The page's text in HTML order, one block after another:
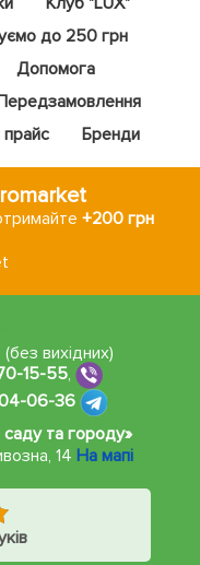
до 250 грн
Допомога
Бренди
+200 грн
вихідних)
15-55,
06-36
та городу»
14 На мапі